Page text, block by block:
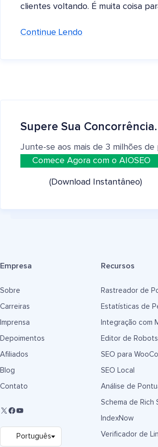
clientes voltando. É muita coisa
Continue Lendo
Supere Sua
Junte-se aos mais de 3 milhões
Comece Agora com o AIOSEO
(Download Instantâneo)
Empresa
Sobre
Carreiras
Imprensa
Depoimentos
Afiliados
Blog
Contato
Recursos
Rastreador de
Estatísticas de
Integração com
Editor de
SEO para
SEO Local
Análise de
Schema de Rich
IndexNow
Verificador de